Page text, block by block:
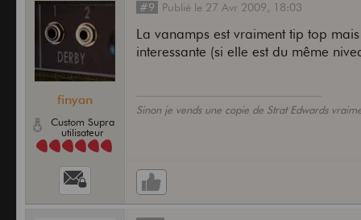
finyan
Custom Supra
utilisateur
#9 Publié le 27 Avr 2009, 18:03
La vanamps est vraiment tip top
interessante (si elle est du même
Sinon je vends une copie de Strat Edwards